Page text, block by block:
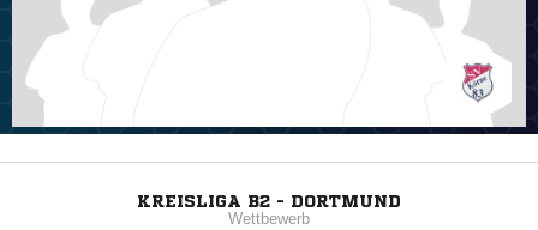
KREISLIGA B2 - DORTMUND
Wettbewerb